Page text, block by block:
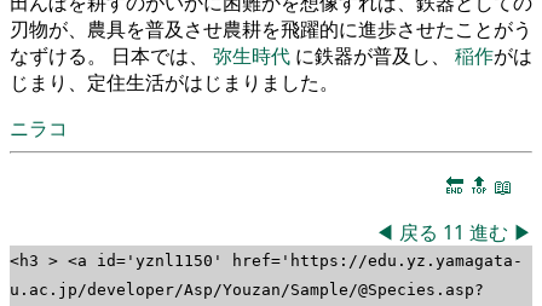
刃物が、農具を普及させ農耕を飛躍的に進歩させたことがう
なずける。 日本では、 弥生時代 に鉄器が普及し、 稲作がは
じまり、定住生活がはじまりました。
ニラコ
🔚 🔝 📖
◀ 戻る 11 進む ▶
<h3 > <a id='yznl1150' href='https://edu.yz.yamagata-
u.ac.jp/developer/Asp/Youzan/Sample/@Species.asp?